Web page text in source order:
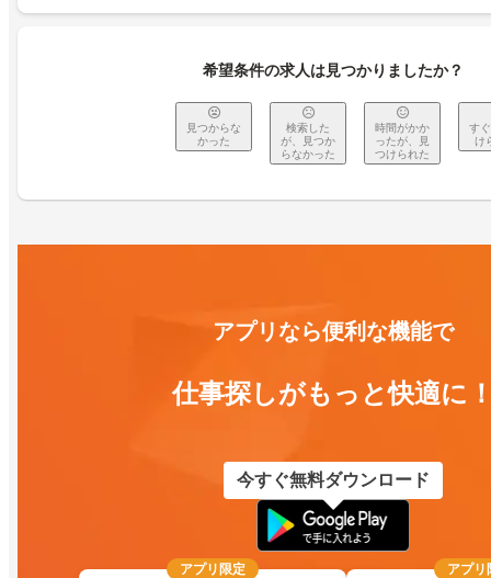
希望条件の求人は見つかりましたか？
見つからな
かった
検索した
が、見つか
らなかった
時間がかか
ったが、見
つけられた
す
け
アプリなら便利な機能で
仕事探しがもっと快適に
今すぐ無料ダウンロード
アプリ限定 アプリ